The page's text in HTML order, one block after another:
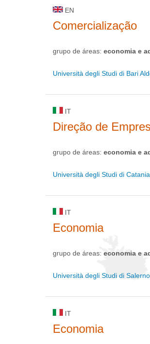
EN
Comercialização
grupo de áreas: economia e
Università degli Studi di Bari
IT
Direção de
grupo de áreas: economia e
Università degli Studi di Catania
IT
Economia
grupo de áreas: economia e
Università degli Studi di Salerno
IT
Economia